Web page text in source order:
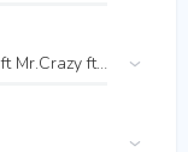
LamBo - New Star ft Yellow Star ft Mr.Crazy ft Holy Wolf